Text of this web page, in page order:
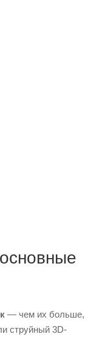
— чем их больше,
струйный 3D-